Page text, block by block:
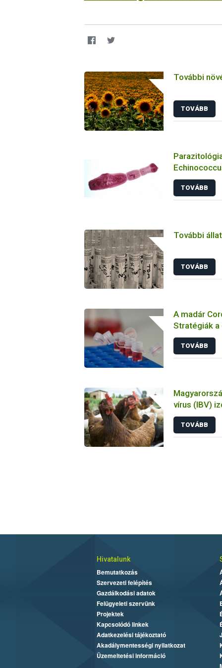
További
TOVÁBB
TOVÁBB
További
TOVÁBB
A madár
Stratégiák a
TOVÁBB
vírus (IBV)
biológiai
TOVÁBB
Hivatalunk
Bemutatkozás
Szervezeti felépítés
Gazdálkodási adatok
Felügyeleti szervünk
Projektek
Kapcsolódó linkek
Adatkezelési tájékoztató
Akadálymentességi nyilatkozat
Üzemeltetési információ